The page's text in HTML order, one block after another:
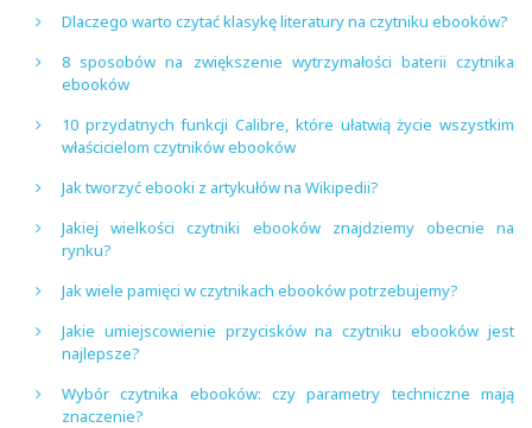
Dlaczego warto czytać klasykę literatury na czytniku ebooków?
8 sposobów na zwiększenie wytrzymałości baterii czytnika
ebooków
10 przydatnych funkcji Calibre, które ułatwią życie wszystkim
właścicielom czytników ebooków
Jak tworzyć ebooki z artykułów na Wikipedii?
Jakiej wielkości czytniki ebooków znajdziemy obecnie na
rynku?
Jak wiele pamięci w czytnikach ebooków potrzebujemy?
Jakie umiejscowienie przycisków na czytniku ebooków jest
najlepsze?
Wybór czytnika ebooków: czy parametry techniczne mają
znaczenie?